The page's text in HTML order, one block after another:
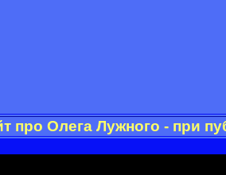
про Олега Лужного - при